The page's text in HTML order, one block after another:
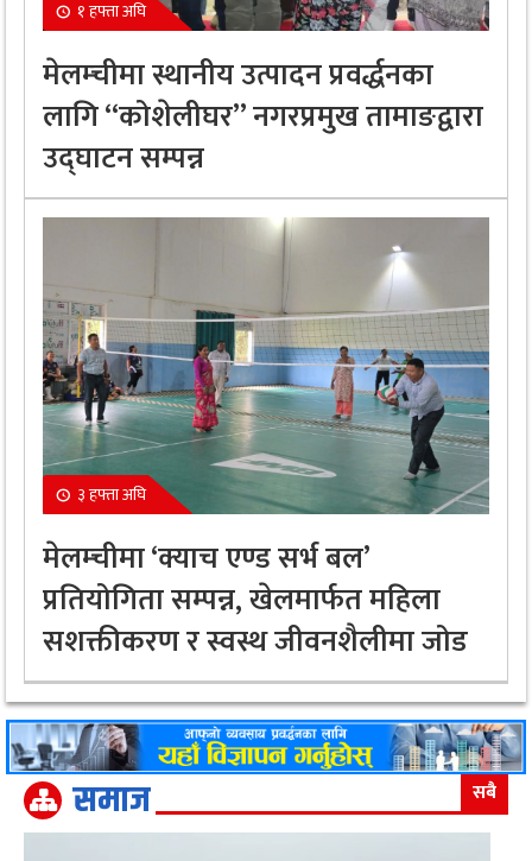
१ हफ्ता अघि
मेलम्चीमा स्थानीय उत्पादन प्रवर्द्धनका
लागि “कोशेलीघर” नगरप्रमुख तामाङद्वारा
उद्घाटन सम्पन्न
३ हफ्ता अघि
मेलम्चीमा ‘क्याच एण्ड सर्भ बल’
प्रतियोगिता सम्पन्न, खेलमार्फत महिला
सशक्तीकरण र स्वस्थ जीवनशैलीमा जोड
समाज सबै